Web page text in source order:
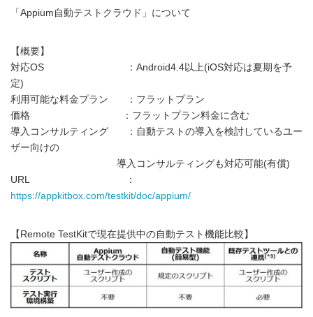
「Appium自動テストクラウド」について
【概要】
対応OS ：Android4.4以上(iOS対応は夏期を予
定)
利用可能な料金プラン ：フラットプラン
価格 ：フラットプラン料金に含む
導入コンサルティング ：自動テストの導入を検討しているユー
ザー向けの
導入コンサルティングも対応可能(有償)
URL ：
https://appkitbox.com/testkit/doc/appium/
【Remote TestKitで現在提供中の自動テスト機能比較】